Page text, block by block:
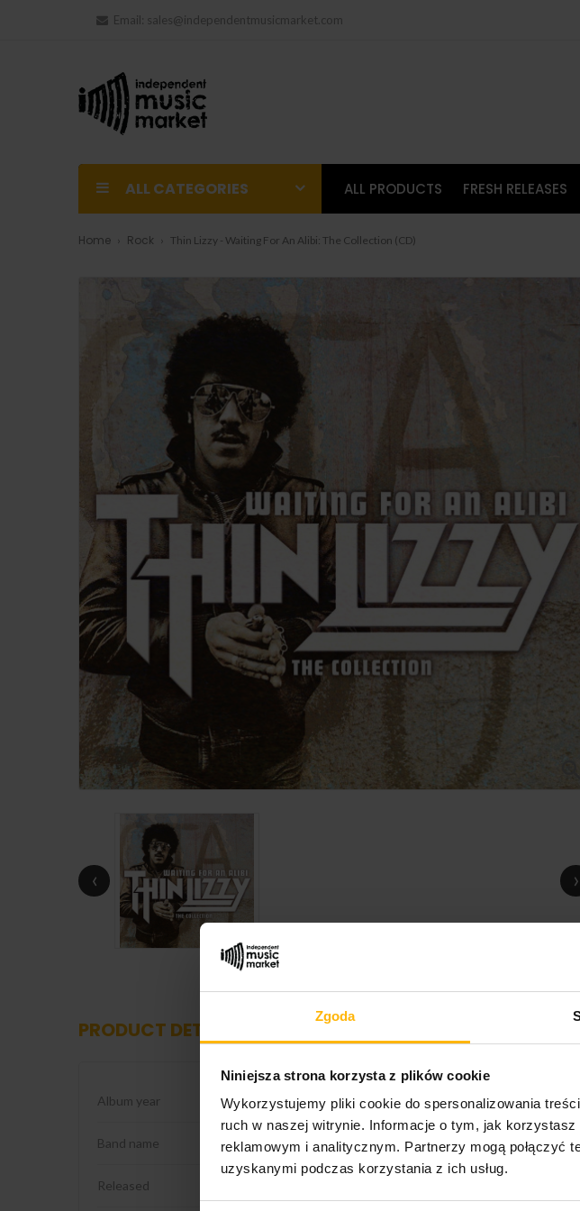
Zgoda
Niniejsza strona korzysta z plików cookie
Wykorzystujemy pliki cookie do spersonalizowania
ruch w naszej witrynie. Informacje o tym, jak
reklamowym i analitycznym. Partnerzy mogą połączyć
uzyskanymi podczas korzystania z ich usług.
Email: sales@independentmusicmarket.com
ALL CATEGORIES ALL PRODUCTS FRESH RELEASES
Home Rock Thin Lizzy - Waiting For An Alibi: The Collection (CD)

‹ ›
PRODUCT DETAILS
Album year 2012
Band name Thin Lizzy
Released